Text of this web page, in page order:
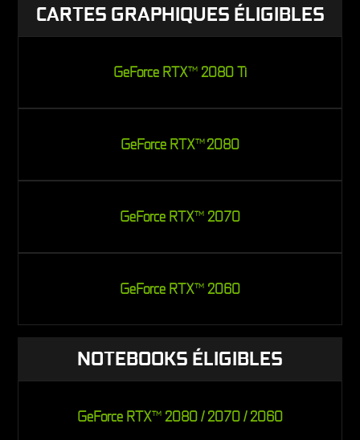
CARTES GRAPHIQUES ÉLIGIBLES
GeForce RTXTM 2080 Ti
GeForce RTXTM2080
GeForce RTXTM 2070
GeForce RTXTM 2060
NOTEBOOKS ÉLIGIBLES
GeForce RTXTM 2080 / 2070 / 2060